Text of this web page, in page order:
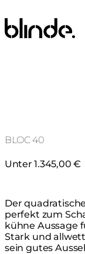
Blinde Design
BLOC 40
Unter 1.345,00 €
Der
perfekt zum
kühne Aussage
Stark und
sein gutes